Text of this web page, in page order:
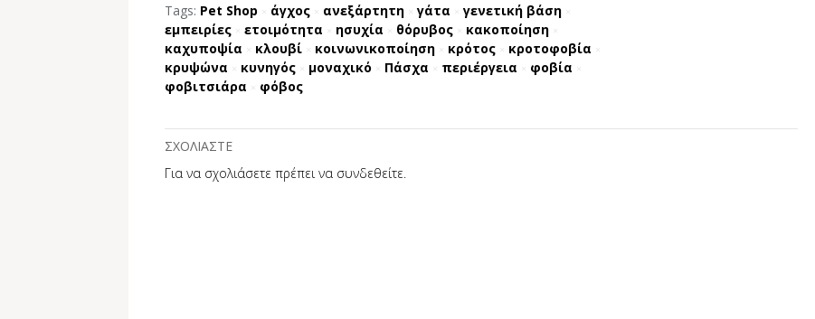
Tags: Pet Shop άγχος ανεξάρτητη γάτα γενετική βάση
εμπειρίες ετοιμότητα ησυχία θόρυβος κακοποίηση
καχυποψία κλουβί κοινωνικοποίηση κρότος κροτοφοβία
κρυψώνα κυνηγός μοναχικό Πάσχα περιέργεια φοβία
φοβιτσιάρα φόβος
ΣΧΟΛΙΑΣΤΕ
Για να σχολιάσετε πρέπει να συνδεθείτε